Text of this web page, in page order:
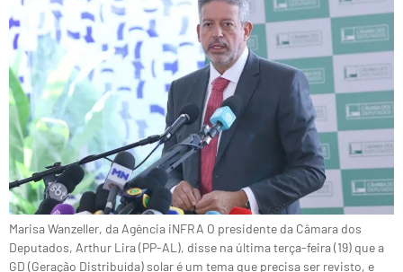
Marisa Wanzeller, da Agência iNFRA O presidente da Câmara dos
Deputados, Arthur Lira (PP-AL), disse na última terça-feira (19) que a
GD (Geração Distribuída) solar é um tema que precisa ser revisto, e